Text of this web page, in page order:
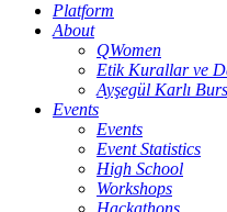
Platform
About
QWomen
Etik Kurallar ve
Ayşegül Karlı
Events
Events
Event Statistics
High School
Workshops
Hackathons